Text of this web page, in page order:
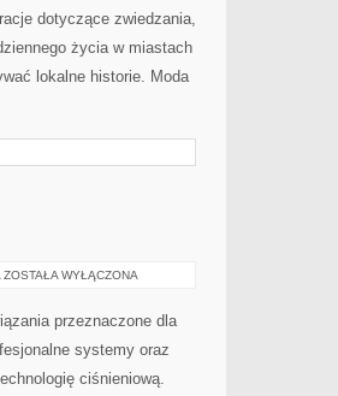
dotyczące zwiedzania,
życia w miastach
lokalne historie. Moda
WYZWANIA
BRANŻY
ZOSTAŁA WYŁĄCZONA
przeznaczone dla
systemy oraz
ciśnieniową.